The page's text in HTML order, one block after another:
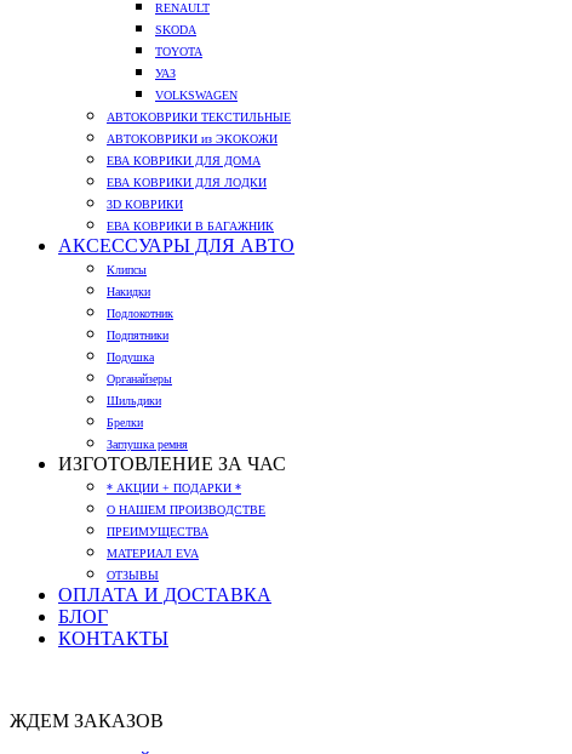
RENAULT
SKODA
TOYOTA
УАЗ
VOLKSWAGEN
АВТОКОВРИКИ ТЕКСТИЛЬНЫЕ
АВТОКОВРИКИ из ЭКОКОЖИ
ЕВА КОВРИКИ ДЛЯ ДОМА
ЕВА КОВРИКИ ДЛЯ ЛОДКИ
3D КОВРИКИ
ЕВА КОВРИКИ В БАГАЖНИК
АКСЕССУАРЫ ДЛЯ АВТО
Клипсы
Накидки
Подлокотник
Подпятники
Подушка
Органайзеры
Шильдики
Брелки
Заглушка ремня
ИЗГОТОВЛЕНИЕ ЗА ЧАС
* АКЦИИ + ПОДАРКИ *
О НАШЕМ ПРОИЗВОДСТВЕ
ПРЕИМУЩЕСТВА
МАТЕРИАЛ EVA
ОТЗЫВЫ
ОПЛАТА И ДОСТАВКА
БЛОГ
КОНТАКТЫ
ЖДЕМ ЗАКАЗОВ